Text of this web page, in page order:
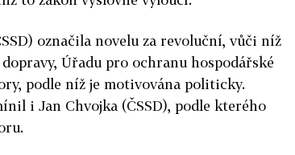
označila novelu za revoluční, vůči níž
Úřadu pro ochranu hospodářské
podle níž je motivována politicky.
i Jan Chvojka (ČSSD), podle kterého